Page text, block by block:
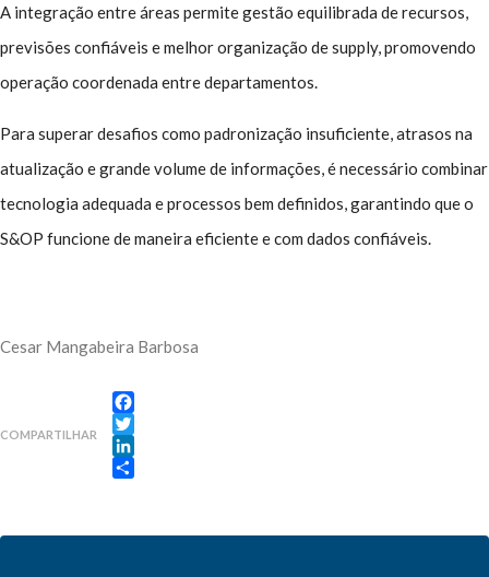
A integração entre áreas permite gestão equilibrada de recursos,
previsões confiáveis e melhor organização de supply, promovendo
operação coordenada entre departamentos.
Para superar desafios como padronização insuficiente, atrasos na
atualização e grande volume de informações, é necessário combinar
tecnologia adequada e processos bem definidos, garantindo que o
S&OP funcione de maneira eficiente e com dados confiáveis.
Cesar Mangabeira Barbosa
COMPARTILHAR
Facebook
Twitter
LinkedIn